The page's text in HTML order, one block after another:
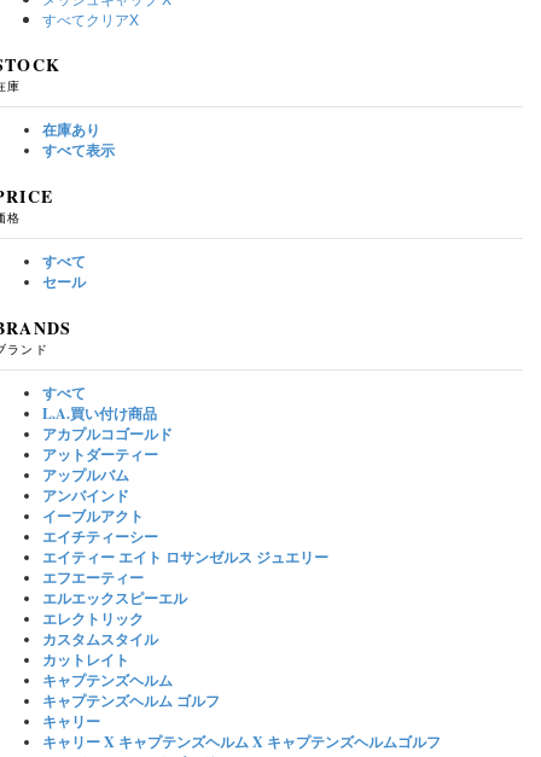
すべてクリアX
庫
在庫あり
すべて表示
格
すべて
セール
ランド
すべて
L.A.買い付け商品
アカプルコゴールド
アットダーティー
アップルバム
アンバインド
イーブルアクト
エイチティーシー
エイティー エイト ロサンゼルス ジュエリー
エフエーティー
エルエックスピーエル
エレクトリック
カスタムスタイル
カットレイト
キャプテンズヘルム
キャプテンズヘルム ゴルフ
キャリー
キャリー X キャプテンズヘルム X キャプテンズヘルムゴルフ